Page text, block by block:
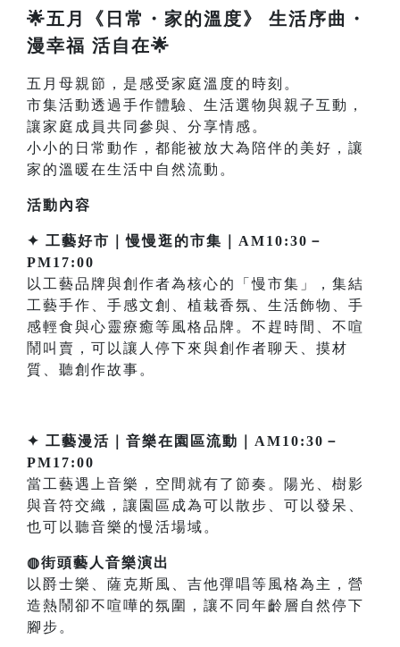
🌟五月《日常・家的溫度》 生活序曲・
漫幸福 活自在🌟
五月母親節，是感受家庭溫度的時刻。
市集活動透過手作體驗、生活選物與親子互動，
讓家庭成員共同參與、分享情感。
小小的日常動作，都能被放大為陪伴的美好，讓
家的溫暖在生活中自然流動。
活動內容
✦ 工藝好市｜慢慢逛的市集｜AM10:30－
PM17:00
以工藝品牌與創作者為核心的「慢市集」，集結
工藝手作、手感文創、植栽香氛、生活飾物、手
感輕食與心靈療癒等風格品牌。不趕時間、不喧
鬧叫賣，可以讓人停下來與創作者聊天、摸材
質、聽創作故事。
✦ 工藝漫活｜音樂在園區流動｜AM10:30－
PM17:00
當工藝遇上音樂，空間就有了節奏。陽光、樹影
與音符交織，讓園區成為可以散步、可以發呆、
也可以聽音樂的慢活場域。
◍街頭藝人音樂演出
以爵士樂、薩克斯風、吉他彈唱等風格為主，營
造熱鬧卻不喧嘩的氛圍，讓不同年齡層自然停下
腳步。